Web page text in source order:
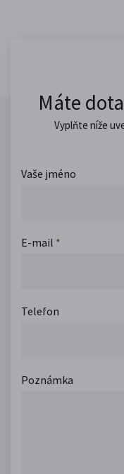
Máte
Vyplňte níže
Vaše jméno
E-mail *
Telefon
Poznámka